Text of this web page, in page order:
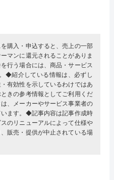
購入・申込すると、売上の一部
マンに還元されることがありま
行う場合には、商品・サービス
◆紹介している情報は、必ずし
有効性を示しているわけではあ
きの参考情報としてご利用くだ
、メーカーやサービス事業者の
ます。◆記事内容は記事作成時
のリニューアルによって仕様や
販売・提供が中止されている場